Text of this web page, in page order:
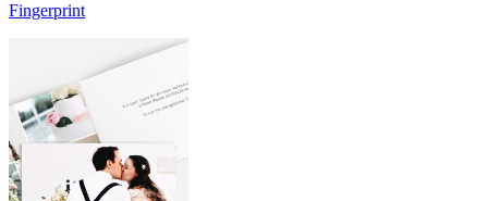
Fingerprint